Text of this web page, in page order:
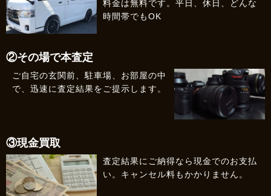
料金は無料です。平日、休日、どんな
時間帯でもOK
②その場で本査定
ご自宅の玄関前、駐車場、お部屋の中
で、迅速に査定結果をご提示します。
③現金買取
査定結果にご納得なら現金でのお支払
い。キャンセル料もかかりません。